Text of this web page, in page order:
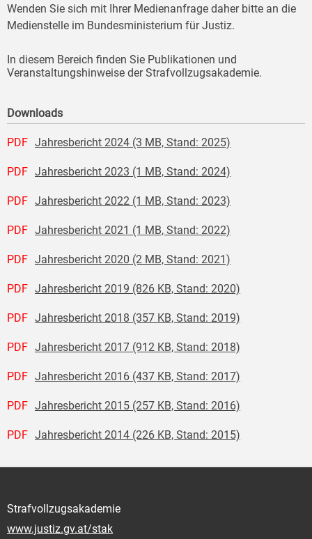
Wenden Sie sich mit Ihrer Medienanfrage daher bitte an die
Medienstelle im Bundesministerium für Justiz.
In diesem Bereich finden Sie Publikationen und
Veranstaltungshinweise der Strafvollzugsakademie.
Downloads
PDF Jahresbericht 2024 (3 MB, Stand: 2025)
PDF Jahresbericht 2023 (1 MB, Stand: 2024)
PDF Jahresbericht 2022 (1 MB, Stand: 2023)
PDF Jahresbericht 2021 (1 MB, Stand: 2022)
PDF Jahresbericht 2020 (2 MB, Stand: 2021)
PDF Jahresbericht 2019 (826 KB, Stand: 2020)
PDF Jahresbericht 2018 (357 KB, Stand: 2019)
PDF Jahresbericht 2017 (912 KB, Stand: 2018)
PDF Jahresbericht 2016 (437 KB, Stand: 2017)
PDF Jahresbericht 2015 (257 KB, Stand: 2016)
PDF Jahresbericht 2014 (226 KB, Stand: 2015)
Strafvollzugsakademie
www.justiz.gv.at/stak